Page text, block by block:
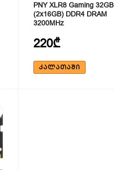
PNY XLR8 Gaming 32GB
(2x16GB) DDR4 DRAM
3200MHz
220₾
ᲙᲐᲚᲐᲗᲐᲨᲘ